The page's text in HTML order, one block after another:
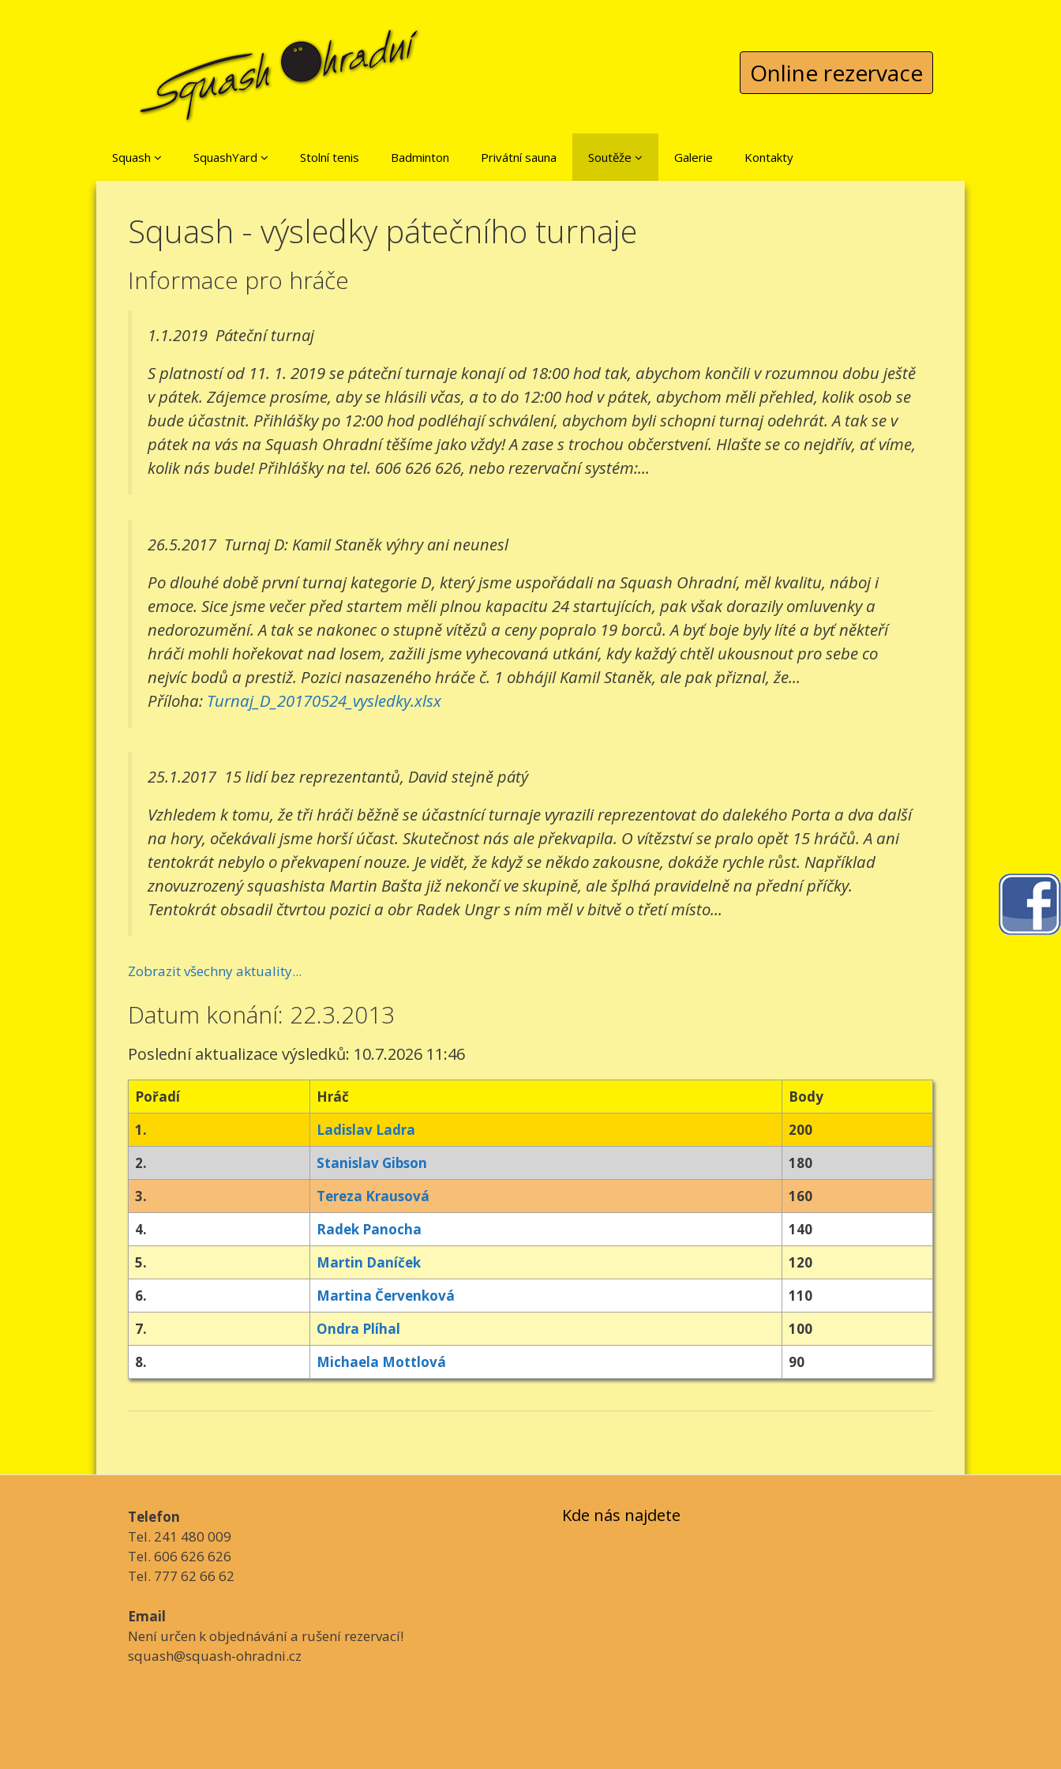
Online rezervace
Squash SquashYard Stolní tenis Badminton Privátní sauna Soutěže Galerie Kontakty
Squash - výsledky pátečního turnaje
Informace pro hráče
1.1.2019 Páteční turnaj
S platností od 11. 1. 2019 se páteční turnaje konají od 18:00 hod tak, abychom končili v rozumnou dobu ještě
v pátek. Zájemce prosíme, aby se hlásili včas, a to do 12:00 hod v pátek, abychom měli přehled, kolik osob se
bude účastnit. Přihlášky po 12:00 hod podléhají schválení, abychom byli schopni turnaj odehrát. A tak se v
pátek na vás na Squash Ohradní těšíme jako vždy! A zase s trochou občerstvení. Hlašte se co nejdřív, ať víme,
kolik nás bude! Přihlášky na tel. 606 626 626, nebo rezervační systém:...
26.5.2017 Turnaj D: Kamil Staněk výhry ani neunesl
Po dlouhé době první turnaj kategorie D, který jsme uspořádali na Squash Ohradní, měl kvalitu, náboj i
emoce. Sice jsme večer před startem měli plnou kapacitu 24 startujících, pak však dorazily omluvenky a
nedorozumění. A tak se nakonec o stupně vítězů a ceny popralo 19 borců. A byť boje byly líté a byť někteří
hráči mohli hořekovat nad losem, zažili jsme vyhecovaná utkání, kdy každý chtěl ukousnout pro sebe co
nejvíc bodů a prestiž. Pozici nasazeného hráče č. 1 obhájil Kamil Staněk, ale pak přiznal, že...
Příloha: Turnaj_D_20170524_vysledky.xlsx
25.1.2017 15 lidí bez reprezentantů, David stejně pátý
Vzhledem k tomu, že tři hráči běžně se účastnící turnaje vyrazili reprezentovat do dalekého Porta a dva další
na hory, očekávali jsme horší účast. Skutečnost nás ale překvapila. O vítězství se pralo opět 15 hráčů. A ani
tentokrát nebylo o překvapení nouze. Je vidět, že když se někdo zakousne, dokáže rychle růst. Například
znovuzrozený squashista Martin Bašta již nekončí ve skupině, ale šplhá pravidelně na přední příčky.
Tentokrát obsadil čtvrtou pozici a obr Radek Ungr s ním měl v bitvě o třetí místo...
Zobrazit všechny aktuality...
Datum konání: 22.3.2013
Poslední aktualizace výsledků: 10.7.2026 11:46
Pořadí Hráč
Body
1.
Ladislav Ladra
200
2.
Stanislav Gibson
180
3.
Tereza Krausová
160
4.
Radek Panocha
140
5.
Martin Daníček
120
6.
Martina Červenková
110
7.
Ondra Plíhal
100
8.
Michaela Mottlová 90
Telefon
Tel. 241 480 009
Tel. 606 626 626
Tel. 777 62 66 62
Email
Není určen k objednávání a rušení rezervací!
squash@squash-ohradni.cz
Kde nás najdete